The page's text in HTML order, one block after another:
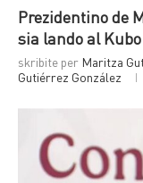
Prezidentino de
sia lando al Kubo
skribite per Maritza
Gutiérrez González